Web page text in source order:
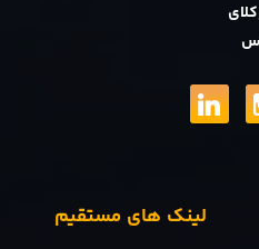
لینک های مستقیم